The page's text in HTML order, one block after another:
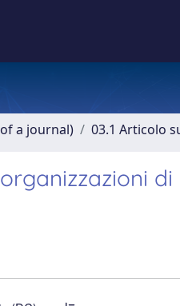
a journal) 03.1 Articolo